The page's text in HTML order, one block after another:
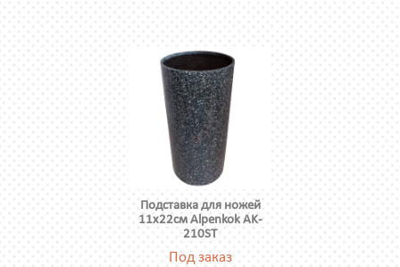
Подставка для ножей
11х22см Alpenkok AK-
210ST
Под заказ